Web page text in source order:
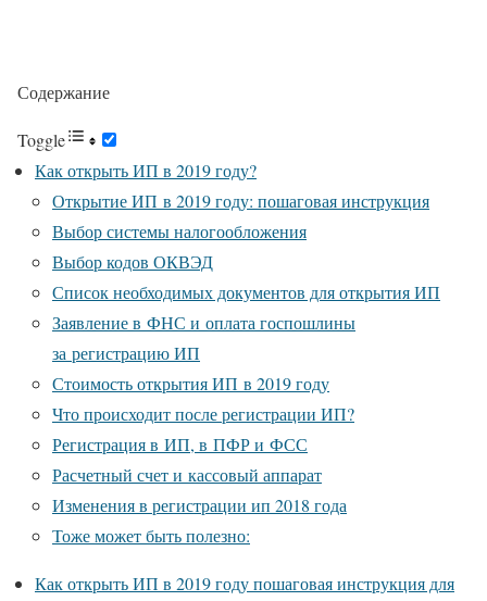
Содержание
Toggle
Как открыть ИП в 2019 году?
Открытие ИП в 2019 году: пошаговая инструкция
Выбор системы налогообложения
Выбор кодов ОКВЭД
Список необходимых документов для открытия ИП
Заявление в ФНС и оплата госпошлины
за регистрацию ИП
Стоимость открытия ИП в 2019 году
Что происходит после регистрации ИП?
Регистрация в ИП, в ПФР и ФСС
Расчетный счет и кассовый аппарат
Изменения в регистрации ип 2018 года
Тоже может быть полезно:
Как открыть ИП в 2019 году пошаговая инструкция для